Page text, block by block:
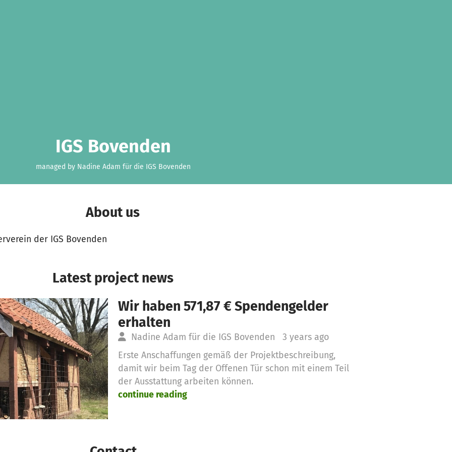
IGS Bovenden
managed by Nadine Adam für die IGS Bovenden
About us
der IGS Bovenden
Latest project news
Wir haben 571,87 € Spendengelder
erhalten
Nadine Adam für die IGS Bovenden 3 years ago
Erste Anschaffungen gemäß der Projektbeschreibung,
damit wir beim Tag der Offenen Tür schon mit einem Teil
der Ausstattung arbeiten können.
continue reading